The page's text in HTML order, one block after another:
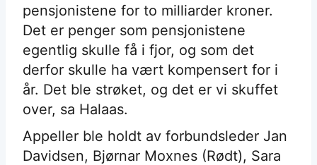
pensjonistene for to milliarder kroner.
Det er penger som pensjonistene
egentlig skulle få i fjor, og som det
derfor skulle ha vært kompensert for i
år. Det ble strøket, og det er vi skuffet
over, sa Halaas.
Appeller ble holdt av forbundsleder Jan
Davidsen, Bjørnar Moxnes (Rødt), Sara